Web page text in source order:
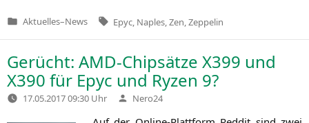
Veröffentlicht
Aktuelles–News Tags:
Epyc Naples Zen Zeppelin
Gerücht: AMD-Chipsätze X399 und
X390 für Epyc und Ryzen 9?
17.05.2017 09:30 Uhr Verfasst
von
Nero24